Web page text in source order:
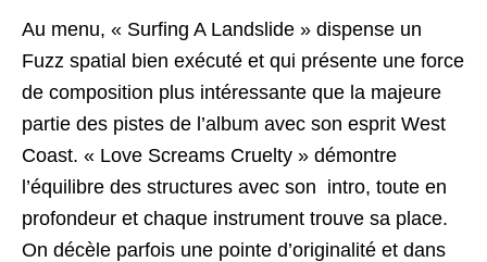
Au menu, « Surfing A Landslide » dispense un
Fuzz spatial bien exécuté et qui présente une force
de composition plus intéressante que la majeure
partie des pistes de l’album avec son esprit West
Coast. « Love Screams Cruelty » démontre
l’équilibre des structures avec son intro, toute en
profondeur et chaque instrument trouve sa place.
On décèle parfois une pointe d’originalité et dans